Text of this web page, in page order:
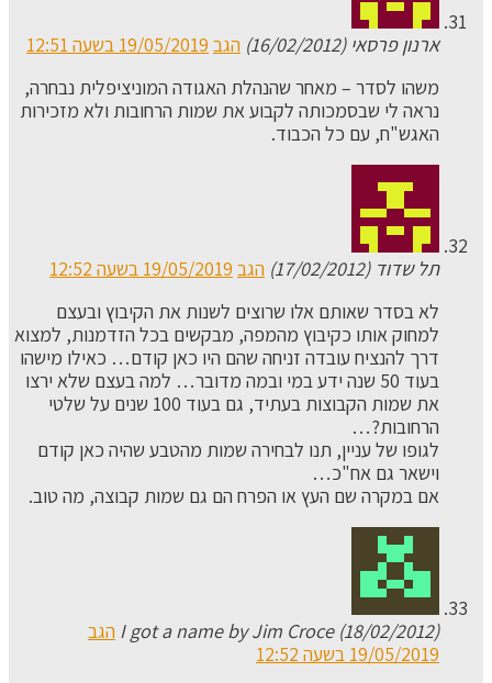
ארנון פרסאי (16/02/2012) הגב 19/05/2019 בשעה 12:51
משהו לסדר – מאחר שהנהלת האגודה המוניציפלית נבחרה,
נראה לי שבסמכותה לקבוע את שמות הרחובות ולא מזכירות
האגש"ח, עם כל הכבוד.
תל שדוד (17/02/2012) הגב 19/05/2019 בשעה 12:52
לא בסדר שאותם אלו שרוצים לשנות את הקיבוץ ובעצם
למחוק אותו כקיבוץ מהמפה, מבקשים בכל הזדמנות, למצוא
דרך להנציח עובדה זניחה שהם היו כאן קודם… כאילו מישהו
בעוד 50 שנה ידע במי ובמה מדובר… למה בעצם שלא ירצו
את שמות הקבוצות בעתיד, גם בעוד 100 שנים על שלטי
הרחובות?…
לגופו של עניין, תנו לבחירה שמות מהטבע שהיה כאן קודם
וישאר גם אח"כ…
אם במקרה שם העץ או הפרח הם גם שמות קבוצה, מה טוב.
I got a name by Jim Croce (18/02/2012) הגב
19/05/2019 בשעה 12:52